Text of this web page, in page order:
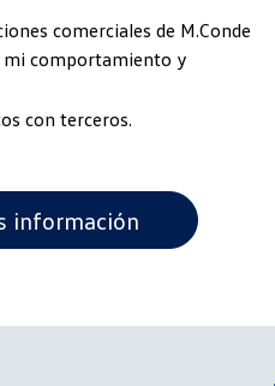
comerciales de M.Conde
mi comportamiento y
con terceros.